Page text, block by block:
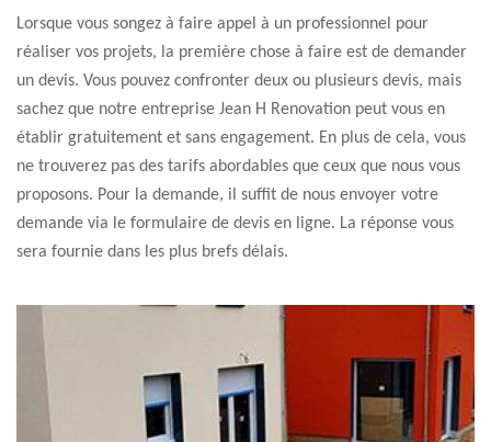
Lorsque vous songez à faire appel à un professionnel pour
réaliser vos projets, la première chose à faire est de demander
un devis. Vous pouvez confronter deux ou plusieurs devis, mais
sachez que notre entreprise Jean H Renovation peut vous en
établir gratuitement et sans engagement. En plus de cela, vous
ne trouverez pas des tarifs abordables que ceux que nous vous
proposons. Pour la demande, il suffit de nous envoyer votre
demande via le formulaire de devis en ligne. La réponse vous
sera fournie dans les plus brefs délais.